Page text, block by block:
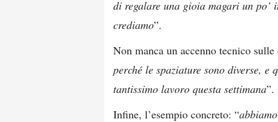
di regalare una gioia magari un po’
crediamo”.
Non manca un accenno tecnico
perché le spaziature sono diverse, e
tantissimo lavoro questa settimana”.
Infine, l’esempio concreto: “